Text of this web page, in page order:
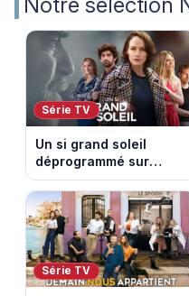
Série TV
Un si grand soleil
déprogrammé sur
France 3 : cinq
épisodes inédits
diffusés le 13 août
Série TV